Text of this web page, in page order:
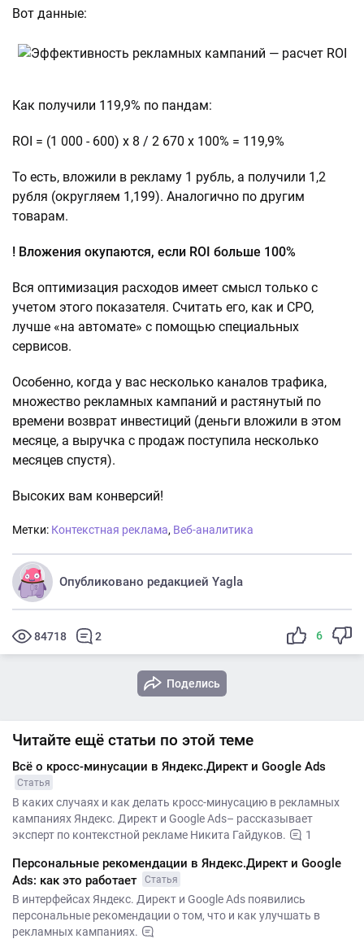
Вот данные:
Как получили 119,9% по пандам:
ROI = (1 000 - 600) х 8 / 2 670 х 100% = 119,9%
То есть, вложили в рекламу 1 рубль, а получили 1,2
рубля (округляем 1,199). Аналогично по другим
товарам.
! Вложения окупаются, если ROI больше 100%
Вся оптимизация расходов имеет смысл только с
учетом этого показателя. Считать его, как и CPO,
лучше «на автомате» с помощью специальных
сервисов.
Особенно, когда у вас несколько каналов трафика,
множество рекламных кампаний и растянутый по
времени возврат инвестиций (деньги вложили в этом
месяце, а выручка с продаж поступила несколько
месяцев спустя).
Высоких вам конверсий!
Метки: Контекстная реклама, Веб-аналитика
Опубликовано редакцией Yagla
84718 2 6
Поделись
Читайте ещё статьи по этой теме
Всё о кросс-минусации в Яндекс.Директ и Google Ads
Статья
В каких случаях и как делать кросс-минусацию в рекламных
кампаниях Яндекс. Директ и Google Ads– рассказывает
эксперт по контекстной рекламе Никита Гайдуков.
1
Персональные рекомендации в Яндекс.Директ и Google
Ads: как это работает
Статья
В интерфейсах Яндекс. Директ и Google Ads появились
персональные рекомендации о том, что и как улучшать в
рекламных кампаниях.